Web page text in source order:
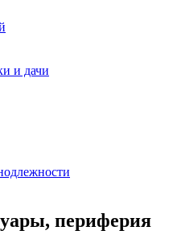
и дачи
периферия